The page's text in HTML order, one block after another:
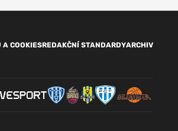
A COOKIESREDAKČNÍ STANDARDYARCHIV